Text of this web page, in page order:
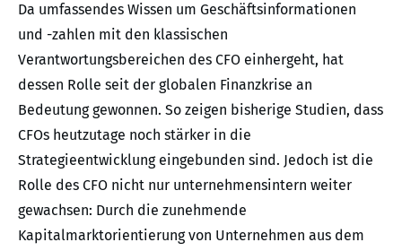
Da umfassendes Wissen um Geschäftsinformationen
und -zahlen mit den klassischen
Verantwortungsbereichen des CFO einhergeht, hat
dessen Rolle seit der globalen Finanzkrise an
Bedeutung gewonnen. So zeigen bisherige Studien, dass
CFOs heutzutage noch stärker in die
Strategieentwicklung eingebunden sind. Jedoch ist die
Rolle des CFO nicht nur unternehmensintern weiter
gewachsen: Durch die zunehmende
Kapitalmarktorientierung von Unternehmen aus dem